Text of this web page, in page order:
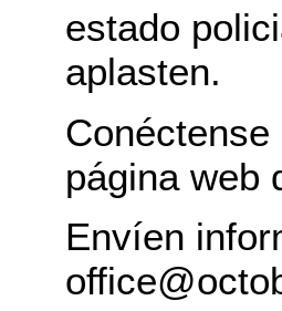
estado
aplasten.
página web
Envíen